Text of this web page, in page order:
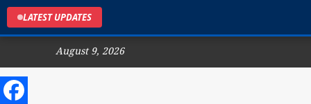
LATEST UPDATES
August 9, 2026